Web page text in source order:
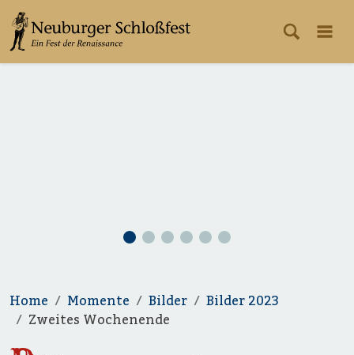
Home Momente Bilder
Bilder 2023
Zweites Wochenende